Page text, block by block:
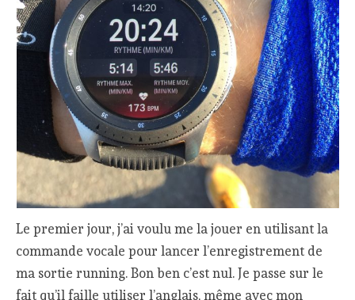
Le premier jour, j’ai voulu me la jouer en utilisant la
commande vocale pour lancer l’enregistrement de
ma sortie running. Bon ben c’est nul. Je passe sur le
fait qu’il faille utiliser l’anglais, même avec mon